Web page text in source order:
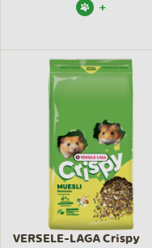
+
VERSELE-LAGA Crispy